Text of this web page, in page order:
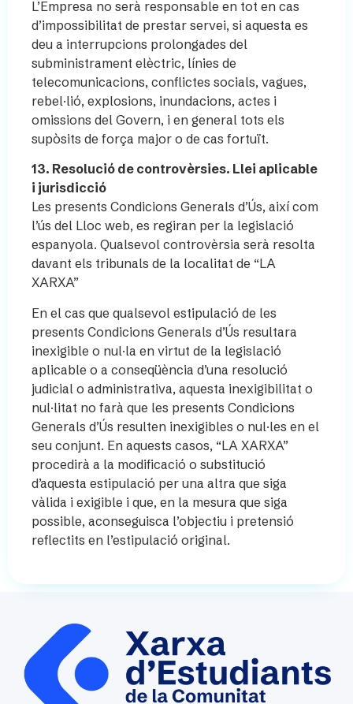
L’Empresa no serà responsable en tot en cas
d’impossibilitat de prestar servei, si aquesta es
deu a interrupcions prolongades del
subministrament elèctric, línies de
telecomunicacions, conflictes socials, vagues,
rebel·lió, explosions, inundacions, actes i
omissions del Govern, i en general tots els
supòsits de força major o de cas fortuït.
13. Resolució de controvèrsies. Llei aplicable
i jurisdicció
Les presents Condicions Generals d’Ús, així com
l’ús del Lloc web, es regiran per la legislació
espanyola. Qualsevol controvèrsia serà resolta
davant els tribunals de la localitat de “LA
XARXA”
En el cas que qualsevol estipulació de les
presents Condicions Generals d’Ús resultara
inexigible o nul·la en virtut de la legislació
aplicable o a conseqüència d’una resolució
judicial o administrativa, aquesta inexigibilitat o
nul·litat no farà que les presents Condicions
Generals d’Ús resulten inexigibles o nul·les en el
seu conjunt. En aquests casos, “LA XARXA”
procedirà a la modificació o substitució
d’aquesta estipulació per una altra que siga
vàlida i exigible i que, en la mesura que siga
possible, aconseguisca l’objectiu i pretensió
reflectits en l’estipulació original.